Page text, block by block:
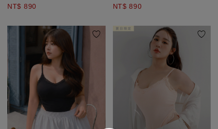
NT$ 890 NT$ 890